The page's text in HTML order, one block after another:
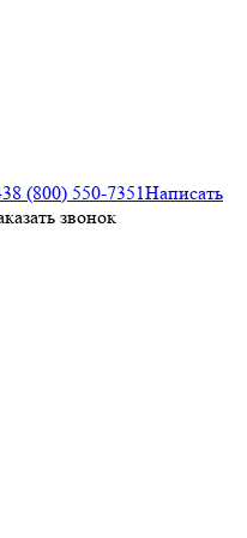
8 (800) 550-7351Написать
звонок